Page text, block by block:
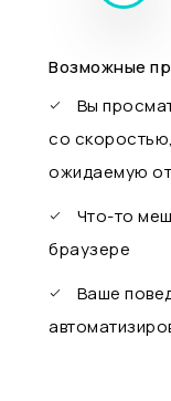
Возможные
Вы
со
ожидаемую
Что-то
браузере
Ваше